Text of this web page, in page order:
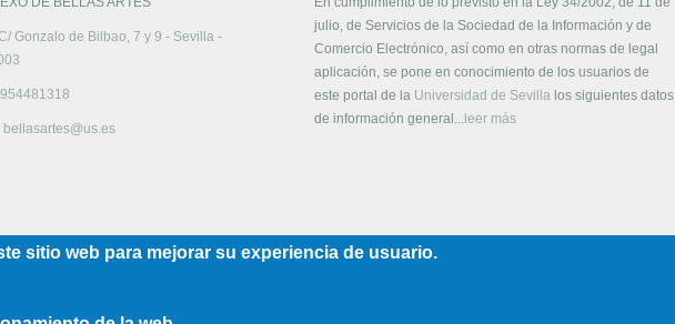
Gonzalo de Bilbao, 7 y 9 - Sevilla -
954481318
bellasartes@us.es
julio, de Servicios de la Sociedad de la Información y de
Comercio Electrónico, así como en otras normas de legal
aplicación, se pone en conocimiento de los usuarios de
este portal de la Universidad de Sevilla los siguientes datos
de información general... leer más
sitio web para mejorar su experiencia de usuario.